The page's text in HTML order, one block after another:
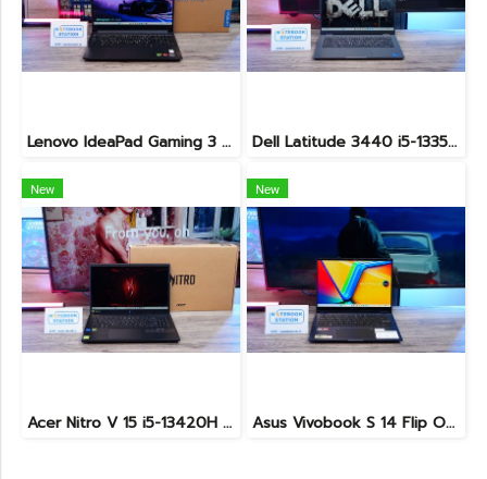
Lenovo IdeaPad Gaming 3 Ryzen5-5500H RAM16 RTX2050(4GB) 512GB M.2 จอ15.6 FHD 144Hz สเปคเกมมิ่ง คีย์บอร์ดไฟสีRGB เครื่องพร้อมใช้งาน ราคาเพียง 16,900.- Dell Latitude 3440 i5-1335U Ram8 SSD512 จอ14นิ้ว สเปคดี คีย์บอร์ดไฟ เครื่องประมวลผลไวพร้อมใช้งาน เพียง 13,990.-
New
Acer Nitro V 15 i5-13420H Ram16 RTX2050(4GB) SSD512GB จอ15.6นิ้ว FHD 144Hz เกมมิ่งรุ่นใหม่ ดีไซน์ฝาหลังสุดเท่ มีประกันศูนย์2027 เครื่องพร้อมใช้งาน ราคาสุดคุ้มเพียง 17,990.-
New
Asus Vivobook S 14 Flip OLED ทัชกรีนหมุนจอ360องศา Ryzen7-7730U Ram24 SSD512GB จอ14 2.8K OLED 90Hz จอภาพสวยคมชัดมาก ดีไซน์สวยทันสมัย ราคา 18,990.-